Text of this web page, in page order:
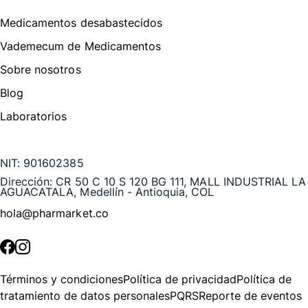
Medicamentos desabastecidos
Vademecum de Medicamentos
Sobre nosotros
Blog
Laboratorios
NIT: 901602385
Dirección: CR 50 C 10 S 120 BG 111, MALL INDUSTRIAL LA
AGUACATALA, Medellín - Antioquia, COL
hola@pharmarket.co
Términos y condicionesPolítica de privacidadPolítica de
tratamiento de datos personalesPQRSReporte de eventos